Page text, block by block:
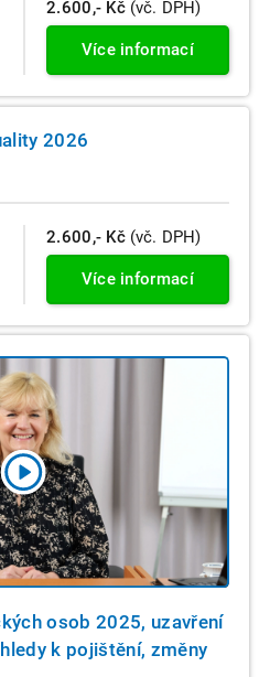
2.600,- Kč (vč. DPH)
Více informací
2026
2.600,- Kč (vč. DPH)
Více informací
osob 2025, uzavření
k pojištění, změny